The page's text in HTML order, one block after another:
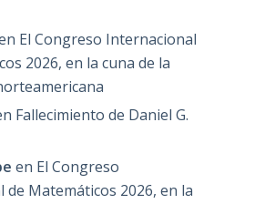
El Congreso Internacional
2026, en la cuna de la
Fallecimiento de Daniel G.
en El Congreso
de Matemáticos 2026, en la